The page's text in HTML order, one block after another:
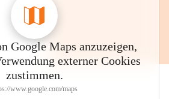
Google Maps anzuzeigen,
externer Cookies
zustimmen.
www.google.com/maps